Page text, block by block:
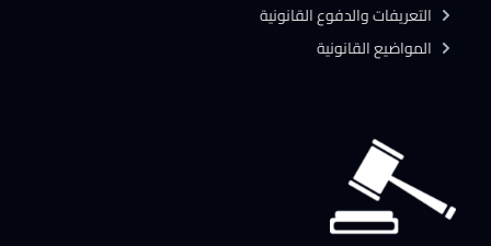
التعريفات والدفوع القانونية
المواضيع القانونية